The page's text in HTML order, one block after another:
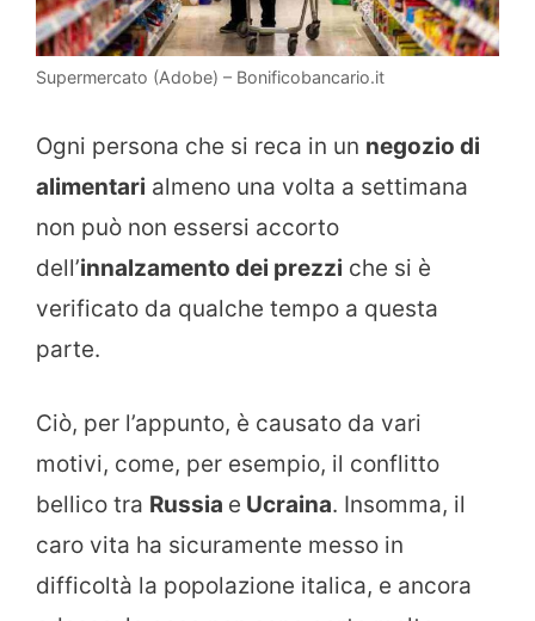
Supermercato (Adobe) – Bonificobancario.it
Ogni persona che si reca in un negozio di
alimentari almeno una volta a settimana
non può non essersi accorto
dell’innalzamento dei prezzi che si è
verificato da qualche tempo a questa
parte.
Ciò, per l’appunto, è causato da vari
motivi, come, per esempio, il conflitto
bellico tra Russia e Ucraina. Insomma, il
caro vita ha sicuramente messo in
difficoltà la popolazione italica, e ancora